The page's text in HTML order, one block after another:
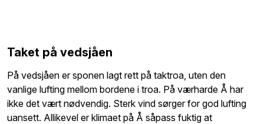
Taket på vedsjåen
På vedsjåen er sponen lagt rett på taktroa, uten den
vanlige lufting mellom bordene i troa. På værharde Å har
ikke det vært nødvendig. Sterk vind sørger for god lufting
uansett. Allikevel er klimaet på Å såpass fuktig at